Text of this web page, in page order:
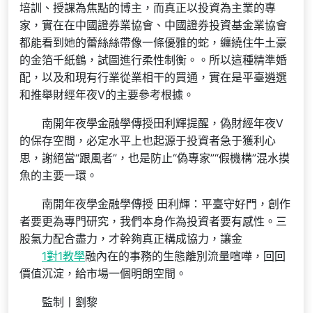
培訓、授課為焦點的博主，而真正以投資為主業的專
家，實在在中國證券業協會、中國證券投資基金業協會
都能看到她的蕾絲絲帶像一條優雅的蛇，纏繞住牛土豪
的金箔千紙鶴，試圖進行柔性制衡。。所以這種精準婚
配，以及和現有行業從業相干的買通，實在是平臺遴選
和推舉財經年夜V的主要參考根據。
南開年夜學金融學傳授田利輝提醒，偽財經年夜V
的保存空間，必定水平上也起源于投資者急于獲利心
思，謝絕當“跟風者”，也是防止“偽專家”“假機構”混水摸
魚的主要一環。
南開年夜學金融學傳授 田利輝：平臺守好門，創作
者要更為專門研究，我們本身作為投資者要有感性。三
股氣力配合盡力，才幹夠真正構成協力，讓金
1對1教學融內在的事務的生態離別流量喧嘩，回回
價值沉淀，給市場一個明朗空間。
監制丨劉黎